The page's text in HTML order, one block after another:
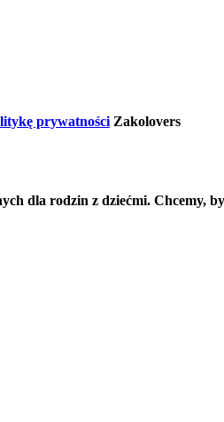
prywatnościZakolovers
dla rodzin z dziećmi. Chcemy,